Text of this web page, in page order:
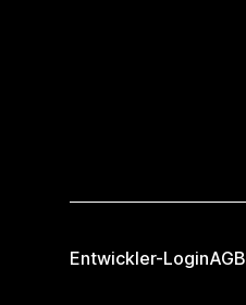
Entwickler-LoginAGB